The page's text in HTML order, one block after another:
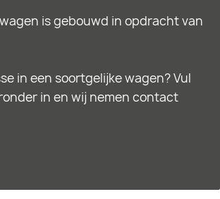
is gebouwd in opdracht van
in een soortgelijke wagen? Vul
in en wij nemen contact